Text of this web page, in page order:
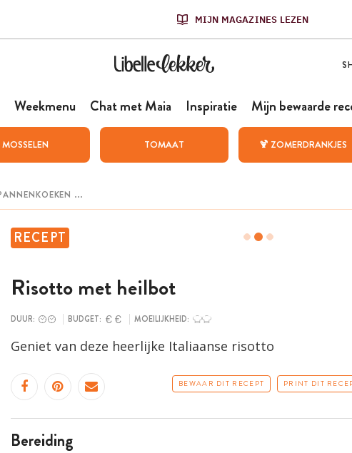
MIJN MAGAZINES LEZEN
Weekmenu Chat met Maia Inspiratie Mijn bewaarde
MOSSELEN TOMAAT 🍹 ZOMERDRANKJES
RECEPT
Risotto met heilbot
DUUR: BUDGET: MOEILIJKHEID:
Geniet van deze heerlijke Italiaanse risotto
BEWAAR DIT RECEPT PRINT DIT
bereiding